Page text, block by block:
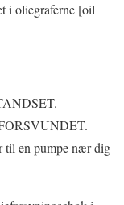
i oliegraferne [oil
til en pumpe nær dig